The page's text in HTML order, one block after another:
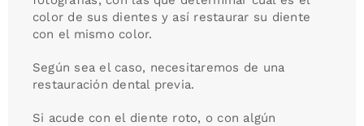
color de sus dientes y así restaurar su diente
con el mismo color.
Según sea el caso, necesitaremos de una
restauración dental previa.
Si acude con el diente roto, o con algún